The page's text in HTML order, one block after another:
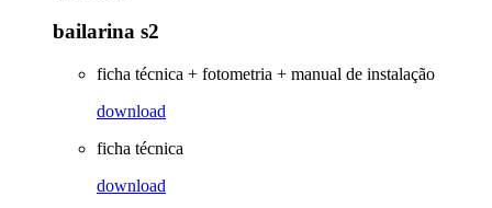
bailarina s2
ficha técnica + fotometria + manual de instalação
download
ficha técnica
download